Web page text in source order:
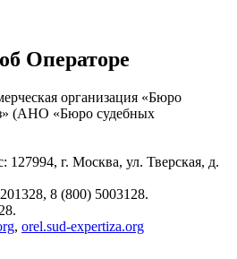
Операторе
организация «Бюро
(АНО «Бюро судебных
127994, г. Москва, ул. Тверская, д.
8 (800) 5003128.
, orel.sud-expertiza.org